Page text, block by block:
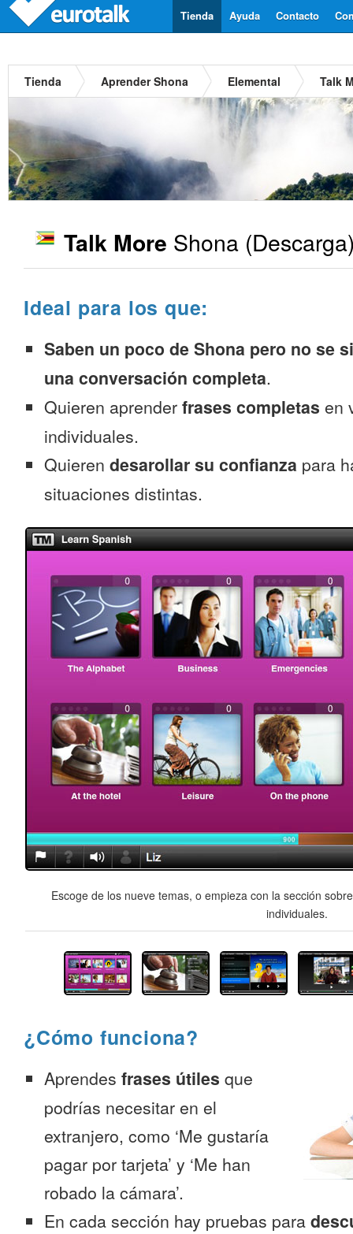
Contacto
Ayuda
Tienda
Tienda Aprender Shona Elemental Talk
Talk More Shona
Ideal para los que:
Saben un poco de Shona pero no se
una conversación completa.
Quieren aprender frases completas en
individuales.
Quieren desarollar su confianza para
situaciones distintas.
Escoge de los nueve temas, o empieza con la sección
individuales.
¿Cómo funciona?
Aprendes frases útiles que
podrías necesitar en el
extranjero, como ‘Me gustaría
pagar por tarjeta’ y ‘Me han
robado la cámara’.
En cada sección hay pruebas para